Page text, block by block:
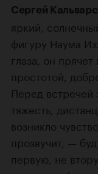
Сергей
яркий,
фигуру Наума
глаза, он
простотой,
Перед встречей
тяжесть,
возникло
прозвучит, —
первую, не